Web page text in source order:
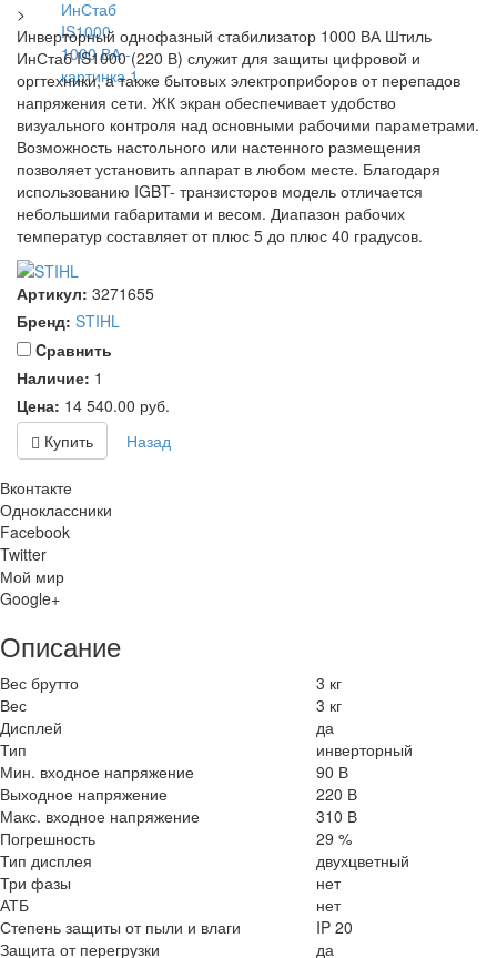
>
Инверторный однофазный стабилизатор 1000 ВА Штиль
ИнСтаб IS1000 (220 В) служит для защиты цифровой и
оргтехники, а также бытовых электроприборов от перепадов
напряжения сети. ЖК экран обеспечивает удобство
визуального контроля над основными рабочими параметрами.
Возможность настольного или настенного размещения
позволяет установить аппарат в любом месте. Благодаря
использованию IGBT- транзисторов модель отличается
небольшими габаритами и весом. Диапазон рабочих
температур составляет от плюс 5 до плюс 40 градусов.
Артикул: 3271655
Бренд: STIHL
Cравнить
Наличие: 1
Цена: 14 540.00 руб.
Купить
Назад
Вконтакте
Одноклассники
Facebook
Twitter
Мой мир
Google+
Описание
Вес брутто
3 кг
Вес
3 кг
Дисплей
да
Тип
инверторный
Мин. входное напряжение
90 В
Выходное напряжение
220 В
Макс. входное напряжение
310 В
Погрешность
29 %
Тип дисплея
двухцветный
Три фазы
нет
АТБ
нет
Степень защиты от пыли и влаги IP 20
Защита от перегрузки
да